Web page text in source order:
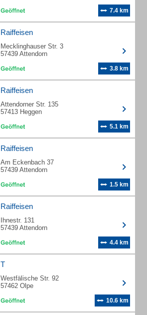
7.4 km
Raiffeisen
Mecklinghauser Str. 3
57439 Attendorn
3.8 km
Raiffeisen
Attendorner Str. 135
57413 Heggen
5.1 km
Raiffeisen
Am Eckenbach 37
57439 Attendorn
1.5 km
Raiffeisen
Ihnestr. 131
57439 Attendorn
4.4 km
T
Westfälische Str. 92
57462 Olpe
10.6 km